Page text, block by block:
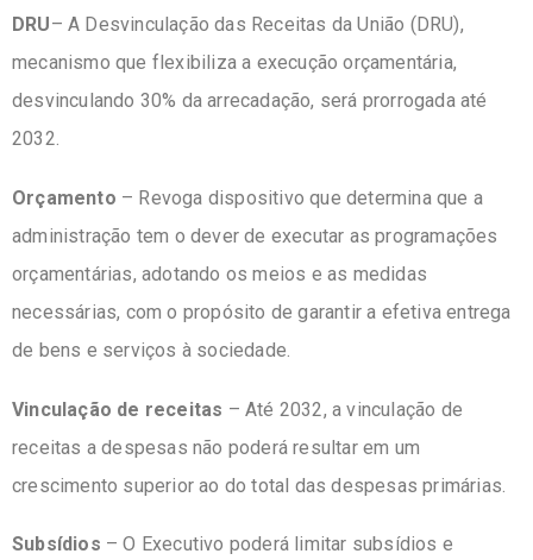
DRU– A Desvinculação das Receitas da União ( DRU),
mecanismo que flexibiliza a execução orçamentária,
desvinculando 30% da arrecadação, será prorrogada até
2032.
Orçamento – Revoga dispositivo que determina que a
administração tem o dever de executar as programações
orçamentárias, adotando os meios e as medidas
necessárias, com o propósito de garantir a efetiva entrega
de bens e serviços à sociedade.
Vinculação de receitas – Até 2032, a vinculação de
receitas a despesas não poderá resultar em um
crescimento superior ao do total das despesas primárias.
Subsídios – O Executivo poderá limitar subsídios e